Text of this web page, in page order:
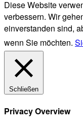
Diese Website
verbessern. Wir
einverstanden sind,
wenn Sie möchten.
Schließen
Privacy Overview